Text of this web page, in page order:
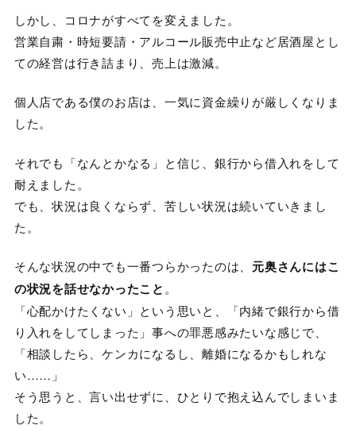
しかし、コロナがすべてを変えました。
営業自粛・時短要請・アルコール販売中止など居酒屋とし
ての経営は行き詰まり、売上は激減。
個人店である僕のお店は、一気に資金繰りが厳しくなりま
した。
それでも「なんとかなる」と信じ、銀行から借入れをして
耐えました。
でも、状況は良くならず、苦しい状況は続いていきまし
た。
そんな状況の中でも一番つらかったのは、 元奥さんにはこ
の状況を話せなかったこと 。
「心配かけたくない」という思いと、「内緒で銀行から借
り入れをしてしまった」事への罪悪感みたいな感じで、
「相談したら、ケンカになるし、離婚になるかもしれな
い……」
そう思うと、言い出せずに、ひとりで抱え込んでしまいま
した。